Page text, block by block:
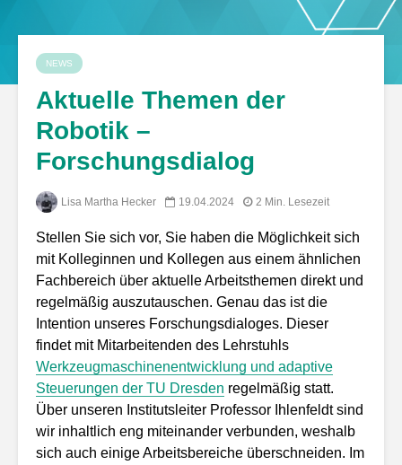
NEWS
Aktuelle Themen der
Robotik –
Forschungsdialog
Lisa Martha Hecker 19.04.2024 2 Min. Lesezeit
Stellen Sie sich vor, Sie haben die Möglichkeit sich
mit Kolleginnen und Kollegen aus einem ähnlichen
Fachbereich über aktuelle Arbeitsthemen direkt und
regelmäßig auszutauschen. Genau das ist die
Intention unseres Forschungsdialoges. Dieser
findet mit Mitarbeitenden des Lehrstuhls
Werkzeugmaschinenentwicklung und adaptive
Steuerungen der TU Dresden regelmäßig statt.
Über unseren Institutsleiter Professor Ihlenfeldt sind
wir inhaltlich eng miteinander verbunden, weshalb
sich auch einige Arbeitsbereiche überschneiden. Im